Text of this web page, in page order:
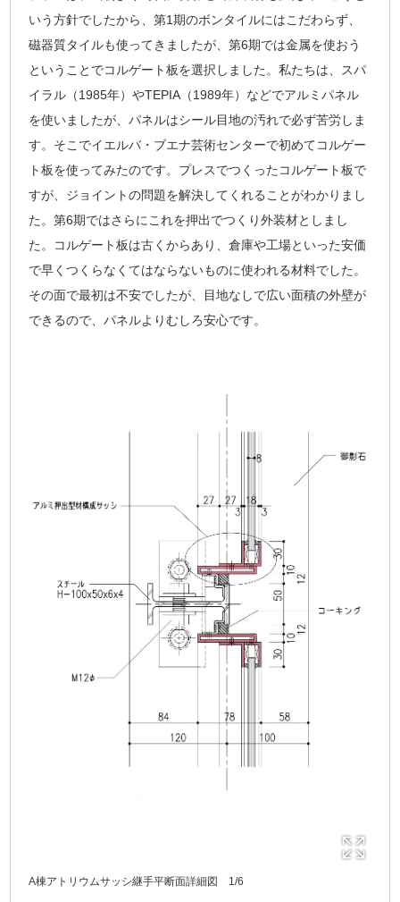
いう方針でしたから、第1期のボンタイルにはこだわらず、
磁器質タイルも使ってきましたが、第6期では金属を使おう
ということでコルゲート板を選択しました。私たちは、スパ
イラル（1985年）やTEPIA（1989年）などでアルミパネル
を使いましたが、パネルはシール目地の汚れで必ず苦労しま
す。そこでイエルバ・ブエナ芸術センターで初めてコルゲー
ト板を使ってみたのです。プレスでつくったコルゲート板で
すが、ジョイントの問題を解決してくれることがわかりまし
た。第6期ではさらにこれを押出でつくり外装材としまし
た。コルゲート板は古くからあり、倉庫や工場といった安価
で早くつくらなくてはならないものに使われる材料でした。
その面で最初は不安でしたが、目地なしで広い面積の外壁が
できるので、パネルよりむしろ安心です。
A棟アトリウムサッシ継手平断面詳細図 1/6